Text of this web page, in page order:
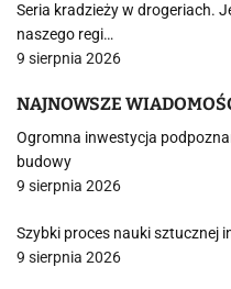
Seria kradzieży w drogeriach.
naszego regi…
9 sierpnia 2026
NAJNOWSZE
Ogromna inwestycja
budowy
9 sierpnia 2026
Szybki proces nauki sztucznej
9 sierpnia 2026